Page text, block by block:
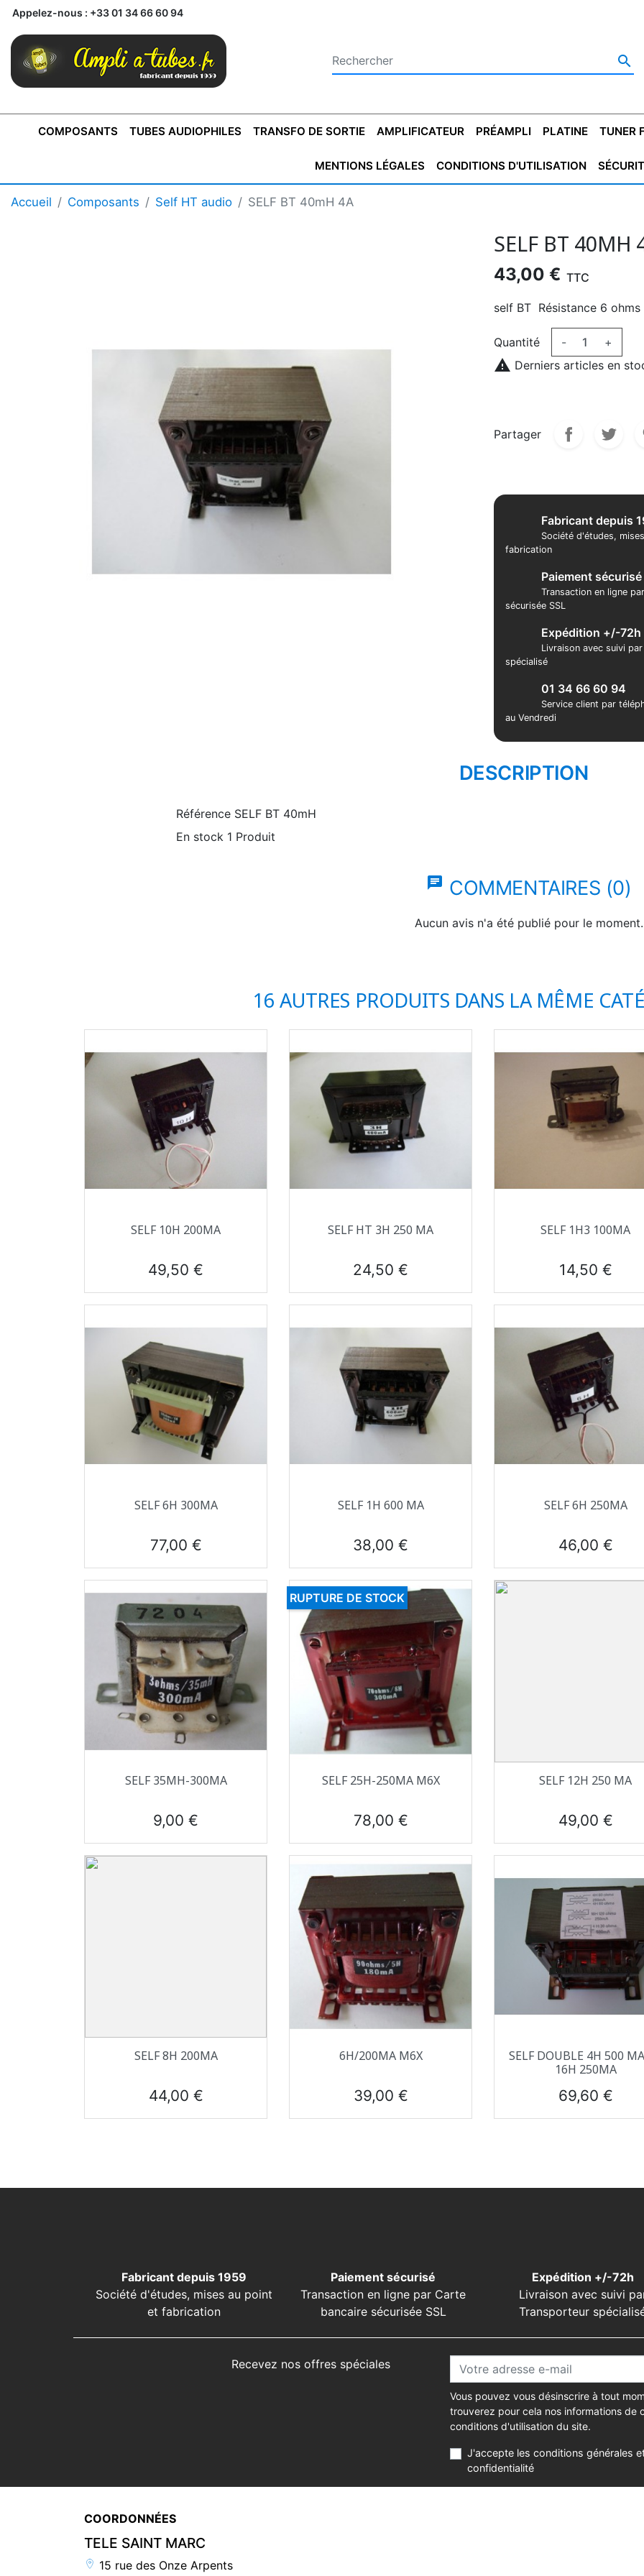
Appelez-nous : +33 01 34 66 60 94

COMPOSANTS
BONTONS
AXE 4MM
BONTONS
AXE 6MM
COFFRET
COFFRET
POUR
CONDENSATEUR
TUBES AUDIOPHILES TRANSFO DE SORTIE
TRANSFORMATEUR DE SORTIE DE
CLASSE "A" SINGLE
TRANSFORMATEUR DE SORTIE
TYPE PUSH PULL
AMPLIFICATEUR
AMPLI MONO AMPLI STÉRÉO
PRÉAMPLI PLATINE TUNER
AMPLIFICATEURS LECTEURS CD PRÉAMPLI AVEC TUNER PLATINES VINYLES
SUPRAVOX FERTIN
MENTIONS LÉGALES CONDITIONS D'UTILISATION
Accueil Composants Self HT audio SELF BT 40mH 4A
SELF BT 40MH
43,00 € TTC
self BT Résistance 6
Quantité - +
 Derniers articles en
Partager
Fabricant depuis
Société d'études,
fabrication
Paiement sécurisé
Transaction en ligne
sécurisée SSL
Expédition +/-72h
Livraison avec suivi
spécialisé
01 34 66 60 94
Service client par
au Vendredi
DESCRIPTION
Référence SELF BT 40mH
En stock 1 Produit
chat COMMENTAIRES (0)
Aucun avis n'a été publié pour le moment.
16 AUTRES PRODUITS DANS LA MÊME
Aperçu rapide
SELF 10H 200MA
Prix
49,50 €
Aperçu rapide
SELF HT 3H 250 MA
Prix
24,50 €
Aperçu rapide
SELF 1H3 100MA
Prix
14,50 €
Aperçu rapide
SELF 6H 300MA
Prix
77,00 €
Aperçu rapide
SELF 1H 600 MA
Prix
38,00 €
Aperçu rapide
SELF 6H 250MA
Prix
46,00 €
Aperçu rapide
SELF 35MH-300MA
Prix
9,00 €
 Aperçu rapide
SELF 25H-250MA M6X
Prix
78,00 €
RUPTURE DE STOCK
 Aperçu rapide
SELF 12H 250 MA
Prix
49,00 €
Aperçu rapide
SELF 8H 200MA
Prix
44,00 €
 Aperçu rapide
6H/200MA M6X
Prix
39,00 €
Aperçu rapide
SELF DOUBLE 4H 500
16H 250MA
Prix
69,60 €
Fabricant depuis 1959
Société d'études, mises au point
et fabrication
Paiement sécurisé
Transaction en ligne par Carte
bancaire sécurisée SSL
Expédition +/-72h
Livraison avec suivi
Transporteur
Recevez nos offres spéciales
Vous pouvez vous désinscrire à tout
trouverez pour cela nos informations de
conditions d'utilisation du site.
J'accepte les conditions générales
confidentialité
COORDONNÉES
TELE SAINT MARC
15 rue des Onze Arpents